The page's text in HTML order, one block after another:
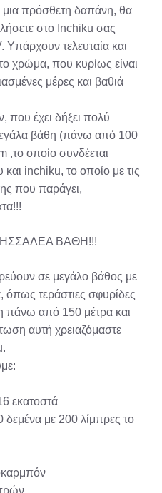
μια πρόσθετη δαπάνη, θα
στο Inchiku σας
Υπάρχουν τελευταία και
χρώμα, που κυρίως είναι
μέρες και βαθιά
που έχει δήξει πολύ
βάθη (πάνω από 100
,το οποίο συνδέεται
inchiku, το οποίο με τις
που παράγει,
ΒΑΘΗ!!!
σε μεγάλο βάθος με
όπως τεράστιες σφυρίδες
πάνω από 150 μέτρα και
αυτή χρειαζόμαστε
εκατοστά
με 200 λίμπρες το